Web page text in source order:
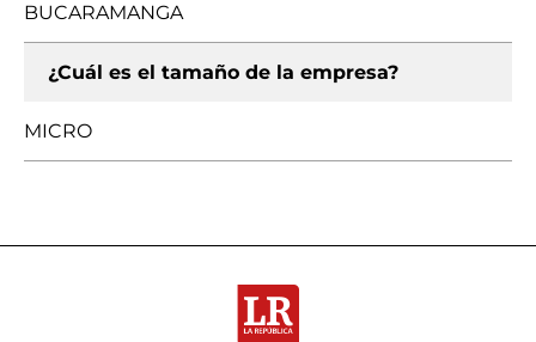
BUCARAMANGA
¿Cuál es el tamaño de la empresa?
MICRO